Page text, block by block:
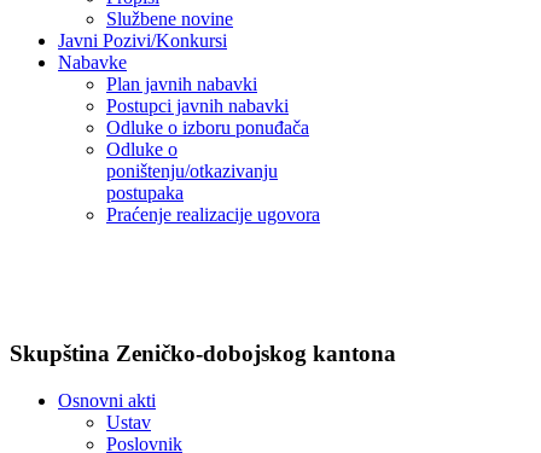
Službene novine
Javni Pozivi/Konkursi
Nabavke
Plan javnih nabavki
Postupci javnih nabavki
Odluke o izboru ponuđača
Odluke o
poništenju/otkazivanju
postupaka
Praćenje realizacije ugovora
Skupština Zeničko-dobojskog kantona
Osnovni akti
Ustav
Poslovnik